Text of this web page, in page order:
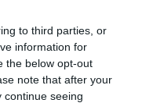
to third parties, or
information for
the below opt-out
note that after your
continue seeing
A LAKÁSBÓL,
MINKET